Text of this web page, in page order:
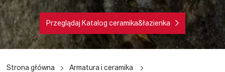
Przeglądaj Katalog ceramika&łazienka
Strona główna
Armatura i ceramika